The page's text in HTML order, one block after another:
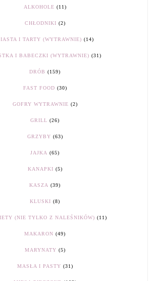
ALKOHOLE (11)
CHŁODNIKI (2)
I TARTY (WYTRAWNIE) (14)
I BABECZKI (WYTRAWNIE) (31)
DRÓB (159)
FAST FOOD (30)
GOFRY WYTRAWNIE (2)
GRILL (26)
GRZYBY (63)
JAJKA (65)
KANAPKI (5)
KASZA (39)
KLUSKI (8)
(NIE TYLKO Z NALEŚNIKÓW) (11)
MAKARON (49)
MARYNATY (5)
MASŁA I PASTY (31)